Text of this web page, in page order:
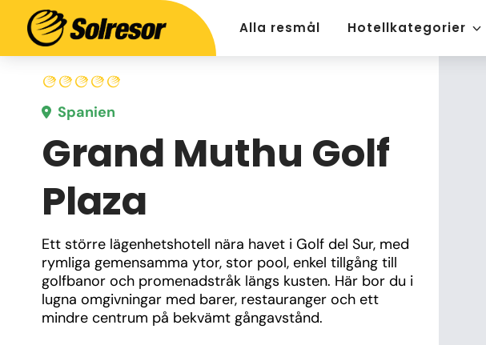
Alla resmål Hotellkategorier
Spanien
Grand Muthu Golf
Plaza
Ett större lägenhetshotell nära havet i Golf del Sur, med
rymliga gemensamma ytor, stor pool, enkel tillgång till
golfbanor och promenadstråk längs kusten. Här bor du i
lugna omgivningar med barer, restauranger och ett
mindre centrum på bekvämt gångavstånd.